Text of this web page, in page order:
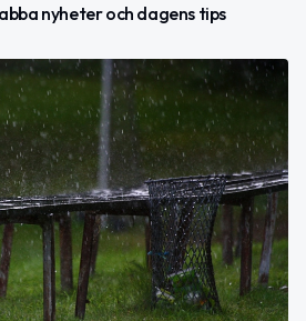
nyheter och dagens tips